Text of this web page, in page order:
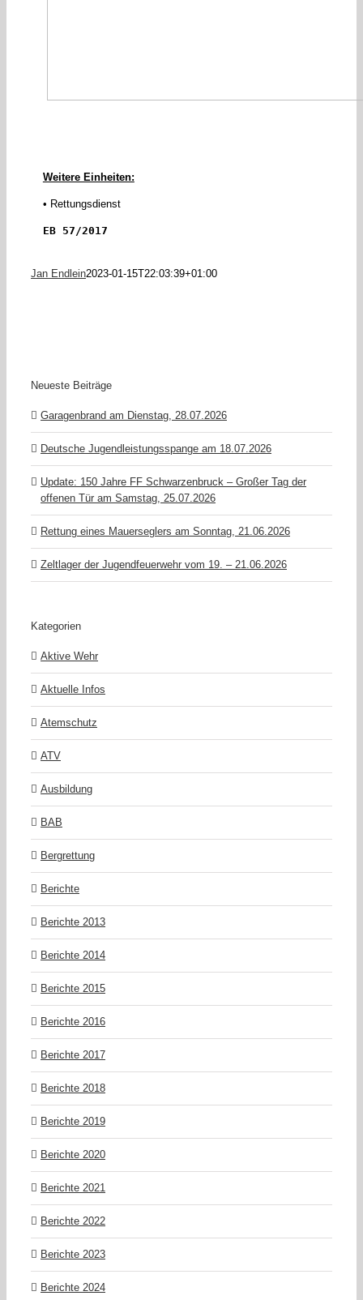
Weitere Einheiten:
• Rettungsdienst
EB 57/2017
Jan Endlein2023-01-15T22:03:39+01:00
Neueste Beiträge
Garagenbrand am Dienstag, 28.07.2026
Deutsche Jugendleistungsspange am 18.07.2026
Update: 150 Jahre FF Schwarzenbruck – Großer Tag der
offenen Tür am Samstag, 25.07.2026
Rettung eines Mauerseglers am Sonntag, 21.06.2026
Zeltlager der Jugendfeuerwehr vom 19. – 21.06.2026
Kategorien
Aktive Wehr
Aktuelle Infos
Atemschutz
ATV
Ausbildung
BAB
Bergrettung
Berichte
Berichte 2013
Berichte 2014
Berichte 2015
Berichte 2016
Berichte 2017
Berichte 2018
Berichte 2019
Berichte 2020
Berichte 2021
Berichte 2022
Berichte 2023
Berichte 2024